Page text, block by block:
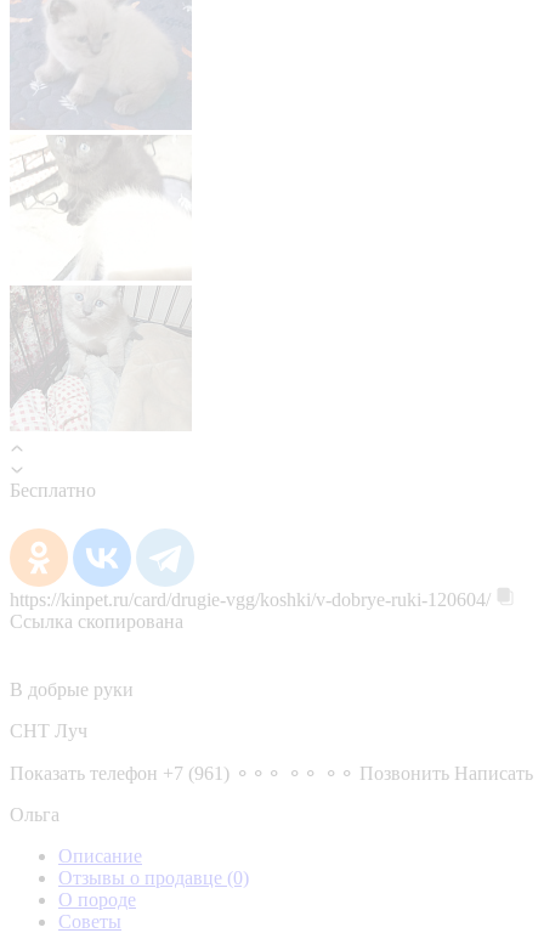
Бесплатно
https://kinpet.ru/card/drugie-vgg/koshki/v-dobrye-ruki-120604/
Ссылка скопирована
В добрые руки
СНТ Луч
Показать телефон +7 (961) ⚬⚬⚬ ⚬⚬ ⚬⚬ Позвонить Написать
Ольга
Описание
Отзывы о продавце (0)
О породе
Советы